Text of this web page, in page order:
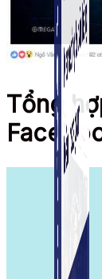
Simple
Phần
Tổng